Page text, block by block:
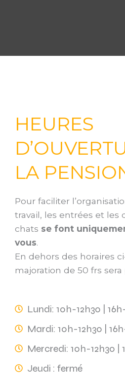
HEURES
LA
Pour faciliter
travail, les entrées et les
chats se font
vous.
En dehors des horaires
majoration de 50 frs sera
Lundi: 10h-12h30 |
Mardi: 10h-12h30 |
Mercredi: 10h-12h30 |
Jeudi : fermé